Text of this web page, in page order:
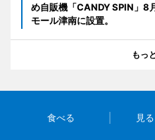
め自販機「CANDY SPIN」8
モール津南に設置。
もっ
食べる 見